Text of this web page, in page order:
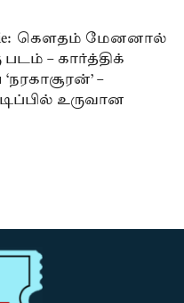
கௌதம் மேனனால்
– கார்த்திக்
–
உருவான